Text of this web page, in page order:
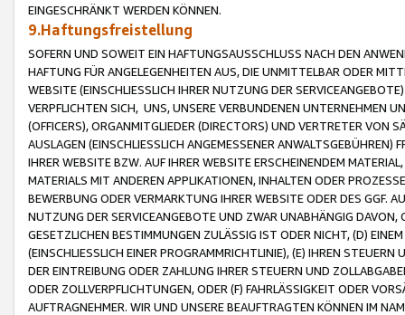
EINGESCHRÄNKT WERDEN KÖNNEN.
9.Haftungsfreistellung
SOFERN UND SOWEIT EIN HAFTUNGSAUSSCHLUSS NACH DEN
HAFTUNG FÜR ANGELEGENHEITEN AUS, DIE UNMITTELBAR ODER
WEBSITE (EINSCHLIESSLICH IHRER NUTZUNG DER
VERPFLICHTEN SICH, UNS, UNSERE VERBUNDENEN UNTERNEHMEN
(OFFICERS), ORGANMITGLIEDER (DIRECTORS) UND VERTRETER VON
AUSLAGEN (EINSCHLIESSLICH ANGEMESSENER
IHRER WEBSITE BZW. AUF IHRER WEBSITE ERSCHEINENDEM
MATERIALS MIT ANDEREN APPLIKATIONEN, INHALTEN ODER
BEWERBUNG ODER VERMARKTUNG IHRER WEBSITE ODER DES GGF.
NUTZUNG DER SERVICEANGEBOTE UND ZWAR UNABHÄNGIG
GESETZLICHEN BESTIMMUNGEN ZULÄSSIG IST ODER NICHT, (D)
(EINSCHLIESSLICH EINER PROGRAMMRICHTLINIE), (E) IHREN
DER EINTREIBUNG ODER ZAHLUNG IHRER STEUERN UND
ODER ZOLLVERPFLICHTUNGEN, ODER (F) FAHRLÄSSIGKEIT ODER
AUFTRAGNEHMER. WIR UND UNSERE BEAUFTRAGTEN KÖNNEN IM